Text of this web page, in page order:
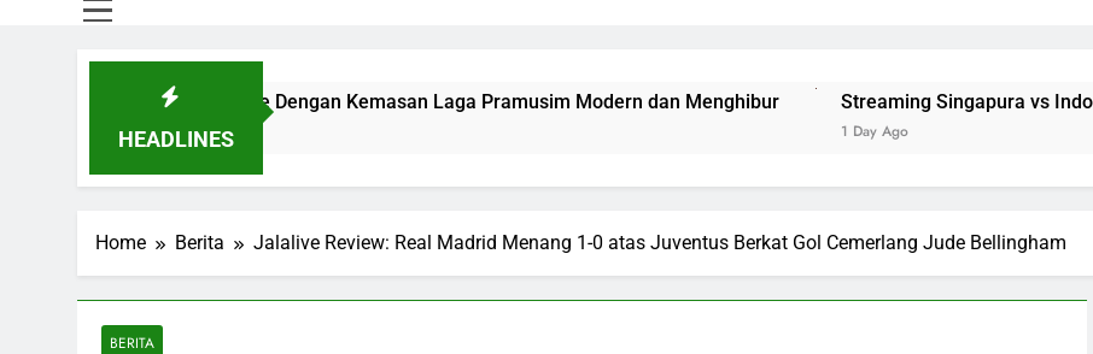
HEADLINES
Jalalive Dengan Kemasan Laga Pramusim Modern dan Menghibur Streaming Singapura vs Indonesia Piala
Home Berita Jalalive Review: Real Madrid Menang 1-0 atas Juventus Berkat Gol Cemerlang Jude Bellingham
BERITA